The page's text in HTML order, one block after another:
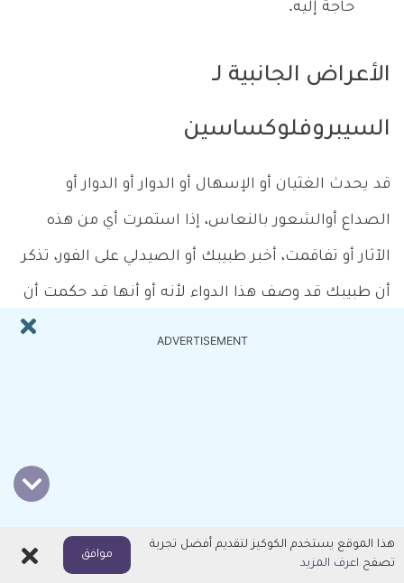
حاجة إليه.
الأعراض الجانبية لـ
السيبروفلوكساسين
قد يحدث الغثيان أو الإسهال أو الدوار أو الدوار أو
الصداع أوالشعور بالنعاس، إذا استمرت أي من هذه
الآثار أو تفاقمت، أخبر طبيبك أو الصيدلي على الفور، تذكر
أن طبيبك قد وصف هذا الدواء لأنه أو أنها قد حكمت أن
الفائدة التي تعود عليك أكبر من خطر الآثار الجانبية، كثير
كدمات
ADVERTISEMENT
هذا الموقع يستخدم الكوكيز لتقديم أفضل تجربة
تصفح اعرف المزيد
موافق اغلاق